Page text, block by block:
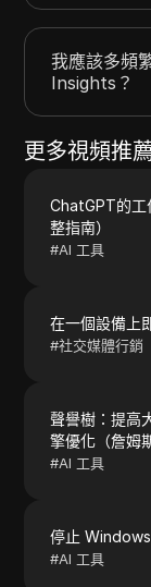
我應該多頻
Insights？
更多視頻推
ChatGPT的工
整指南）
#AI 工具
在一個設備上
#社交媒體行銷
聲譽樹：提高
擎優化（詹姆
#AI 工具
停止
#AI 工具